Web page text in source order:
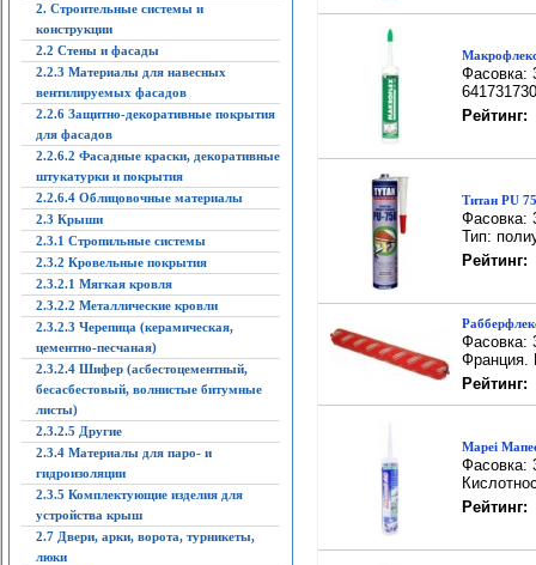
2. Строительные системы и
конструкции
2.2 Стены и фасады
2.2.3 Материалы для навесных
вентилируемых фасадов
2.2.6 Защитно-декоративные покрытия
для фасадов
2.2.6.2 Фасадные краски, декоративные
штукатурки и покрытия
2.2.6.4 Облицовочные материалы
2.3 Крыши
2.3.1 Стропильные системы
2.3.2 Кровельные покрытия
2.3.2.1 Мягкая кровля
2.3.2.2 Металлические кровли
2.3.2.3 Черепица (керамическая,
цементно-песчаная)
2.3.2.4 Шифер (асбестоцементный,
бесасбестовый, волнистые битумные
листы)
2.3.2.5 Другие
2.3.4 Материалы для паро- и
гидроизоляции
2.3.5 Комплектующие изделия для
устройства крыш
2.7 Двери, арки, ворота, турникеты,
люки
Фасовка:
Рейтинг:
Титан PU
Фасовка:
Тип:
Рейтинг:
Фасовка:
Франция.
Рейтинг:
Mapei
Фасовка:
Рейтинг: